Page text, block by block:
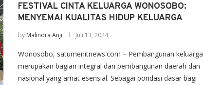
FESTIVAL CINTA KELUARGA WONOSOBO:
MENYEMAI KUALITAS HIDUP KELUARGA
by Malindra Anji Juli 13, 2024
Wonosobo, satumenitnews.com – Pembangunan keluarga
merupakan bagian integral dari pembangunan daerah dan
nasional yang amat esensial. Sebagai pondasi dasar bagi